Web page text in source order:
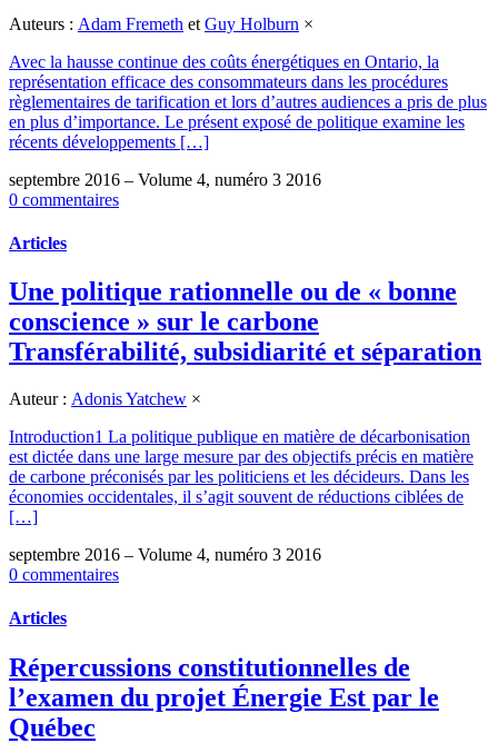
Auteurs : Adam Fremeth et Guy Holburn ×
Avec la hausse continue des coûts énergétiques en Ontario, la
représentation efficace des consommateurs dans les procédures
règlementaires de tarification et lors d’autres audiences a pris de plus
en plus d’importance. Le présent exposé de politique examine les
récents développements […]
septembre 2016 – Volume 4, numéro 3 2016
0 commentaires
Articles
Une politique rationnelle ou de « bonne
conscience » sur le carbone
Transférabilité, subsidiarité et séparation
Auteur : Adonis Yatchew ×
Introduction1 La politique publique en matière de décarbonisation
est dictée dans une large mesure par des objectifs précis en matière
de carbone préconisés par les politiciens et les décideurs. Dans les
économies occidentales, il s’agit souvent de réductions ciblées de
[…]
septembre 2016 – Volume 4, numéro 3 2016
0 commentaires
Articles
Répercussions constitutionnelles de
l’examen du projet Énergie Est par le
Québec